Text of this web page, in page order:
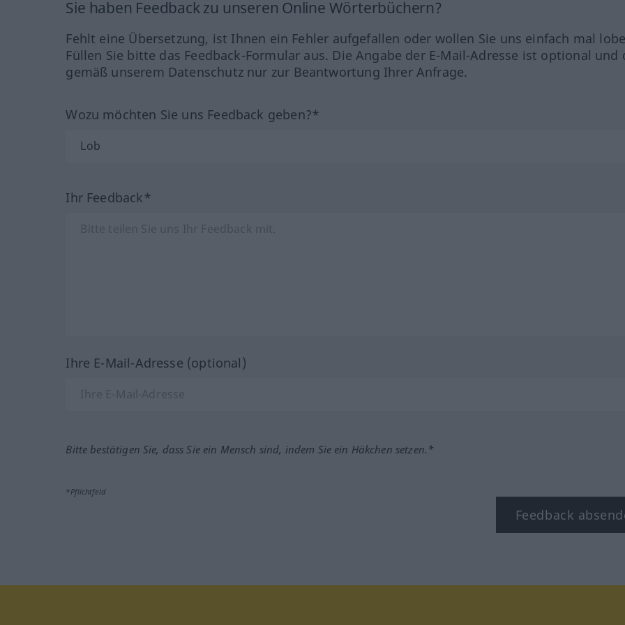
Sie haben Feedback zu unseren Online Wörterbüchern?
Fehlt eine Übersetzung, ist Ihnen ein Fehler aufgefallen oder wollen Sie uns einfach mal
Füllen Sie bitte das Feedback-Formular aus. Die Angabe der E-Mail-Adresse ist optional und
gemäß unserem Datenschutz nur zur Beantwortung Ihrer Anfrage.
Wozu möchten Sie uns Feedback geben?*
Ihr Feedback*
Ihre E-Mail-Adresse (optional)
Bitte bestätigen Sie, dass Sie ein Mensch sind, indem Sie ein Häkchen setzen.*
*Pflichtfeld
Feedback